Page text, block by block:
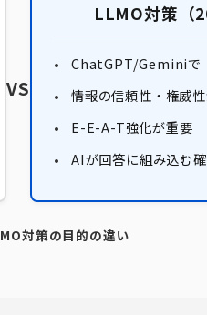
VS
LLMO対策（
ChatGPT/Geminiで
情報の信頼性・権威
E-E-A-T強化が重要
AIが回答に組み込む
対策の目的の違い